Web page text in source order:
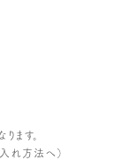
ます。
れ方法へ）